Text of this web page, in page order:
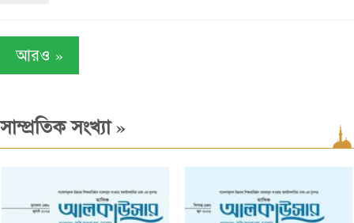
আরও »
সাম্প্রতিক সংখ্যা»